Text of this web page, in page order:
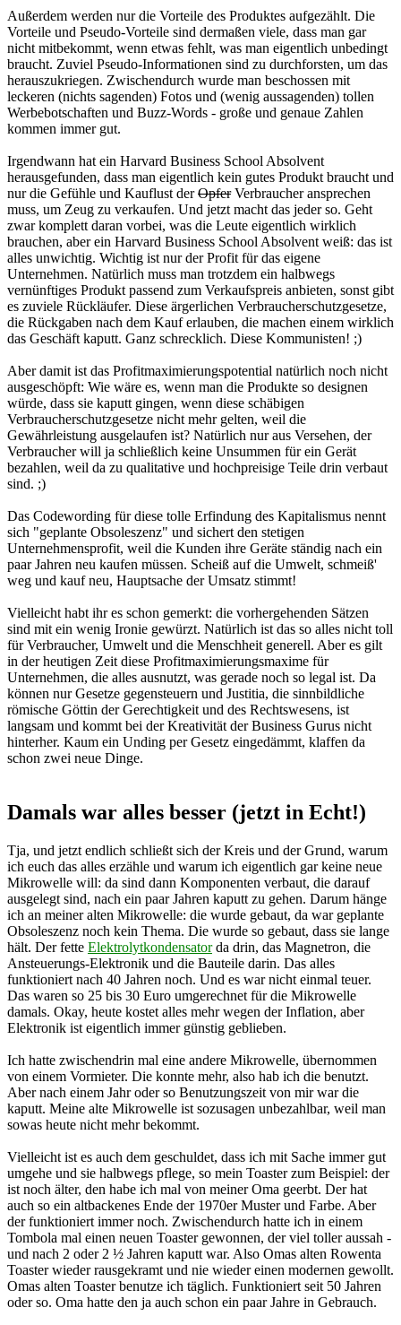
Außerdem werden nur die Vorteile des Produktes aufgezählt. Die
Vorteile und Pseudo-Vorteile sind dermaßen viele, dass man gar
nicht mitbekommt, wenn etwas fehlt, was man eigentlich unbedingt
braucht. Zuviel Pseudo-Informationen sind zu durchforsten, um das
herauszukriegen. Zwischendurch wurde man beschossen mit
leckeren (nichts sagenden) Fotos und (wenig aussagenden) tollen
Werbebotschaften und Buzz-Words - große und genaue Zahlen
kommen immer gut.
Irgendwann hat ein Harvard Business School Absolvent
herausgefunden, dass man eigentlich kein gutes Produkt braucht und
nur die Gefühle und Kauflust derOpferVerbraucher ansprechen
muss, um Zeug zu verkaufen. Und jetzt macht das jeder so. Geht
zwar komplett daran vorbei, was die Leute eigentlich wirklich
brauchen, aber ein Harvard Business School Absolvent weiß: das ist
alles unwichtig. Wichtig ist nur der Profit für das eigene
Unternehmen. Natürlich muss man trotzdem ein halbwegs
vernünftiges Produkt passend zum Verkaufspreis anbieten, sonst gibt
es zuviele Rückläufer. Diese ärgerlichen Verbraucherschutzgesetze,
die Rückgaben nach dem Kauf erlauben, die machen einem wirklich
das Geschäft kaputt. Ganz schrecklich. Diese Kommunisten! ;)
Aber damit ist das Profitmaximierungspotential natürlich noch nicht
ausgeschöpft: Wie wäre es, wenn man die Produkte so designen
würde, dass sie kaputt gingen, wenn diese schäbigen
Verbraucherschutzgesetze nicht mehr gelten, weil die
Gewährleistung ausgelaufen ist? Natürlich nur aus Versehen, der
Verbraucher will ja schließlich keine Unsummen für ein Gerät
bezahlen, weil da zu qualitative und hochpreisige Teile drin verbaut
sind. ;)
Das Codewording für diese tolle Erfindung des Kapitalismus nennt
sich "geplante Obsoleszenz" und sichert den stetigen
Unternehmensprofit, weil die Kunden ihre Geräte ständig nach ein
paar Jahren neu kaufen müssen. Scheiß auf die Umwelt, schmeiß'
weg und kauf neu, Hauptsache der Umsatz stimmt!
Vielleicht habt ihr es schon gemerkt: die vorhergehenden Sätzen
sind mit ein wenig Ironie gewürzt. Natürlich ist das so alles nicht toll
für Verbraucher, Umwelt und die Menschheit generell. Aber es gilt
in der heutigen Zeit diese Profitmaximierungsmaxime für
Unternehmen, die alles ausnutzt, was gerade noch so legal ist. Da
können nur Gesetze gegensteuern und Justitia, die sinnbildliche
römische Göttin der Gerechtigkeit und des Rechtswesens, ist
langsam und kommt bei der Kreativität der Business Gurus nicht
hinterher. Kaum ein Unding per Gesetz eingedämmt, klaffen da
schon zwei neue Dinge.
Damals war alles besser (jetzt in Echt!)
Tja, und jetzt endlich schließt sich der Kreis und der Grund, warum
ich euch das alles erzähle und warum ich eigentlich gar keine neue
Mikrowelle will: da sind dann Komponenten verbaut, die darauf
ausgelegt sind, nach ein paar Jahren kaputt zu gehen. Darum hänge
ich an meiner alten Mikrowelle: die wurde gebaut, da war geplante
Obsoleszenz noch kein Thema. Die wurde so gebaut, dass sie lange
hält. Der fette Elektrolytkondensatorda drin, das Magnetron, die
Ansteuerungs-Elektronik und die Bauteile darin. Das alles
funktioniert nach 40 Jahren noch. Und es war nicht einmal teuer.
Das waren so 25 bis 30 Euro umgerechnet für die Mikrowelle
damals. Okay, heute kostet alles mehr wegen der Inflation, aber
Elektronik ist eigentlich immer günstig geblieben.
Ich hatte zwischendrin mal eine andere Mikrowelle, übernommen
von einem Vormieter. Die konnte mehr, also hab ich die benutzt.
Aber nach einem Jahr oder so Benutzungszeit von mir war die
kaputt. Meine alte Mikrowelle ist sozusagen unbezahlbar, weil man
sowas heute nicht mehr bekommt.
Vielleicht ist es auch dem geschuldet, dass ich mit Sache immer gut
umgehe und sie halbwegs pflege, so mein Toaster zum Beispiel: der
ist noch älter, den habe ich mal von meiner Oma geerbt. Der hat
auch so ein altbackenes Ende der 1970er Muster und Farbe. Aber
der funktioniert immer noch. Zwischendurch hatte ich in einem
Tombola mal einen neuen Toaster gewonnen, der viel toller aussah -
und nach 2 oder 2 ½ Jahren kaputt war. Also Omas alten Rowenta
Toaster wieder rausgekramt und nie wieder einen modernen gewollt.
Omas alten Toaster benutze ich täglich. Funktioniert seit 50 Jahren
oder so. Oma hatte den ja auch schon ein paar Jahre in Gebrauch.